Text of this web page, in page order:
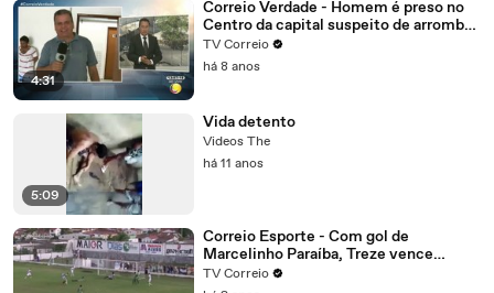
4:31
Correio Verdade - Homem é preso no
Centro da capital suspeito de arrombar
uma casa
TV Correio
há 8 anos
5:09
Vida detento
Videos The
há 11 anos
Correio Esporte - Com gol de
Marcelinho Paraíba, Treze vence
Nacional de Patos, alivia a crise e abre
TV Correio